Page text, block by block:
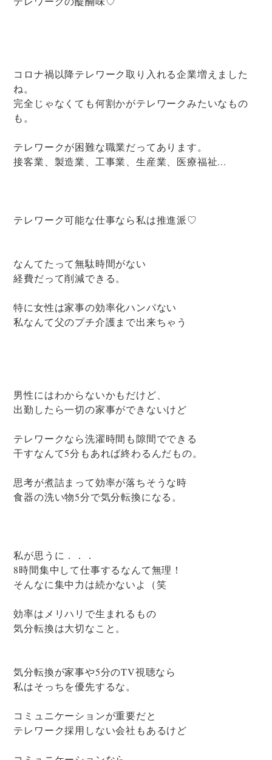
コロナ禍以降テレワーク取り入れる企業増えました
ね。
完全じゃなくても何割かがテレワークみたいなもの
も。
テレワークが困難な職業だってあります。
接客業、製造業、工事業、生産業、医療福祉...
テレワーク可能な仕事なら私は推進派♡
なんてたって無駄時間がない
経費だって削減できる。
特に女性は家事の効率化ハンパない
私なんて父のプチ介護まで出来ちゃう
男性にはわからないかもだけど、
出勤したら一切の家事ができないけど
テレワークなら洗濯時間も隙間でできる
干すなんて5分もあれば終わるんだもの。
思考が煮詰まって効率が落ちそうな時
食器の洗い物5分で気分転換になる。
私が思うに．．．
8時間集中して仕事するなんて無理！
そんなに集中力は続かないよ（笑
効率はメリハリで生まれるもの
気分転換は大切なこと。
気分転換が家事や5分のTV視聴なら
私はそっちを優先するな。
コミュニケーションが重要だと
テレワーク採用しない会社もあるけど